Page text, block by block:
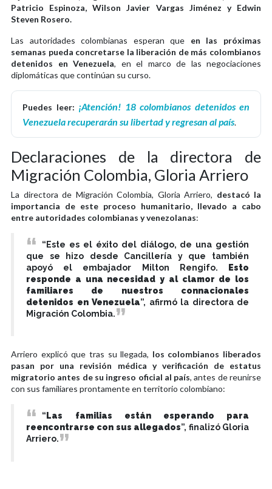
Patricio Espinoza, Wilson Javier Vargas Jiménez y Edwin
Steven Rosero.
Las autoridades colombianas esperan que en las próximas
semanas pueda concretarse la liberación de más colombianos
detenidos en Venezuela, en el marco de las negociaciones
diplomáticas que continúan su curso.
Puedes leer: ¡Atención! 18 colombianos detenidos en
Venezuela recuperarán su libertad y regresan al país.
Declaraciones de la directora de
Migración Colombia, Gloria Arriero
La directora de Migración Colombia, Gloria Arriero, destacó la
importancia de este proceso humanitario, llevado a cabo
entre autoridades colombianas y venezolanas:
“Este es el éxito del diálogo, de una gestión
que se hizo desde Cancillería y que también
apoyó el embajador Milton Rengifo. Esto
responde a una necesidad y al clamor de los
familiares de nuestros connacionales
detenidos en Venezuela”, afirmó la directora de
Migración Colombia.
Arriero explicó que tras su llegada, los colombianos liberados
pasan por una revisión médica y verificación de estatus
migratorio antes de su ingreso oficial al país, antes de reunirse
con sus familiares prontamente en territorio colombiano:
“ Las familias están esperando para
reencontrarse con sus allegados”, finalizó Gloria
Arriero.